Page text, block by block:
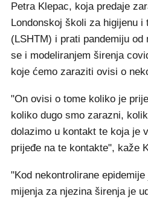
Petra Klepac, koja predaje
Londonskoj školi za higijenu i
(LSHTM) i prati pandemiju
se i modeliranjem širenja
koje ćemo zaraziti ovisi o
"On ovisi o tome koliko je
koliko dugo smo zarazni,
dolazimo u kontakt te koja je
prijeđe na te kontakte", kaže
"Kod nekontrolirane
mijenja za njezina širenja je